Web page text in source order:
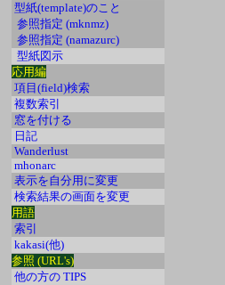
型紙(template)のこと
参照指定 (mknmz)
参照指定 (namazurc)
型紙図示
応用編
項目(field)検索
複数索引
窓を付ける
日記
Wanderlust
mhonarc
表示を自分用に変更
検索結果の画面を変更
用語
索引
kakasi(他)
参照 (URL's)
他の方の TIPS